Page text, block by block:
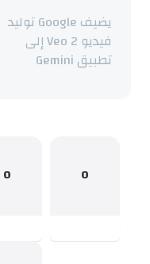
يضيف Google توليد
فيديو Veo 2 إلى
تطبيق Gemini
0
0